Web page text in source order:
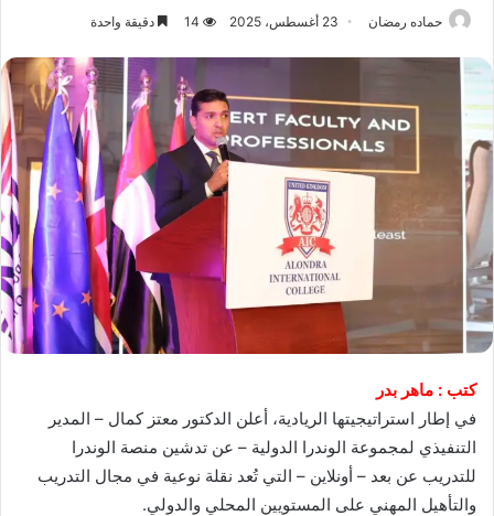
حماده رمضان 23 أغسطس، 2025 14 دقيقة واحدة
كتب : ماهر بدر
في إطار استراتيجيتها الريادية، أعلن الدكتور معتز كمال – المدير
التنفيذي لمجموعة الوندرا الدولية – عن تدشين منصة الوندرا
للتدريب عن بعد – أونلاين – التي تُعد نقلة نوعية في مجال التدريب
والتأهيل المهني على المستويين المحلي والدولي.